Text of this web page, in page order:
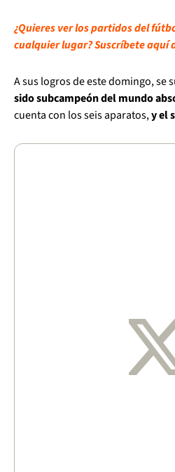
¿Quieres ver los partidos del
cualquier lugar? Suscríbete aquí
A sus logros de este domingo, se
sido subcampeón del mundo
cuenta con los seis aparatos,y el